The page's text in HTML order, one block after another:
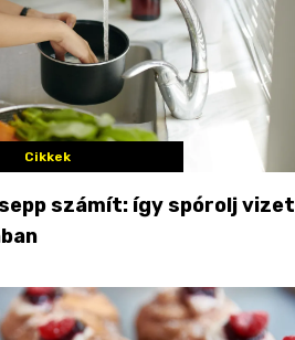
Cikkek
számít: így spórolj vizet